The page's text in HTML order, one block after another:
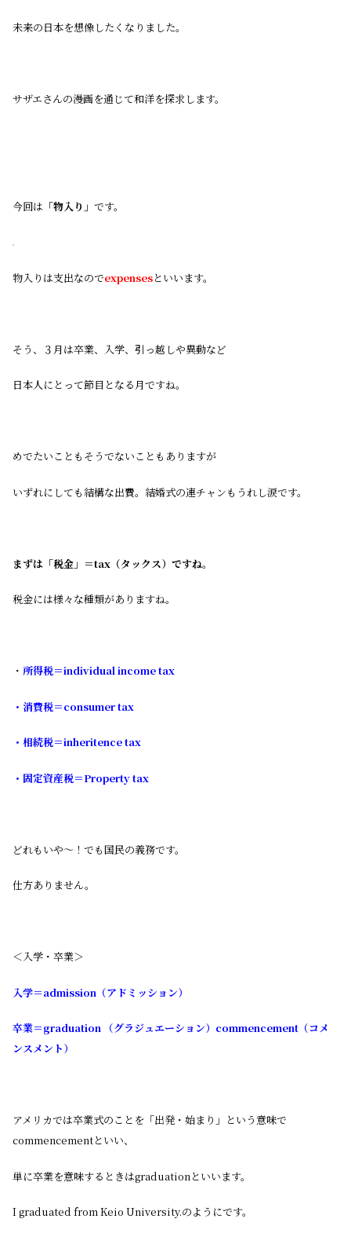
未来の日本を想像したくなりました。
サザエさんの漫画を通じて和洋を探求します。
今回は 「物入り」 です。
物入りは支出なのでexpensesといいます。
そう、３月は卒業、入学、引っ越しや異動など
日本人にとって節目となる月ですね。
めでたいこともそうでないこともありますが
いずれにしても結構な出費。結婚式の連チャンもうれし涙です。
まずは「税金」＝tax（タックス）ですね。
税金には様々な種類がありますね。
・ 所得税＝individual income tax
・消費税＝consumer tax
・相続税＝inheritence tax
・固定資産税＝Property tax
どれもいや～！でも国民の義務です。
仕方ありません。
＜入学・卒業＞
入学＝admission（アドミッション）
卒業＝graduation （グラジュエーション）commencement（コメ
ンスメント）
アメリカでは卒業式のことを「出発・始まり」という意味で
commencementといい、
単に卒業を意味するときはgraduationといいます。
I graduated from Keio University.のようにです。